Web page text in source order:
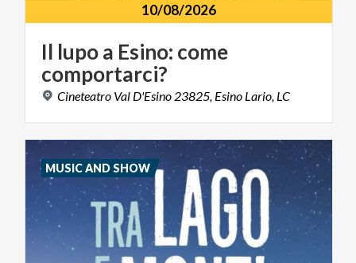
10/08/2026
Il lupoa Esino: come
comportarci?
Cineteatro Val D'Esino 23825, Esino Lario, LC
MUSIC AND SHOW